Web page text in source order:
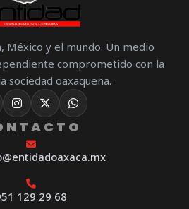
México y el mundo. Un medio
comprometido con la
sociedad oaxaqueña.
129 29 68